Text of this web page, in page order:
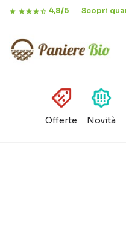
4,8/5 Scopri
Offerte Novità